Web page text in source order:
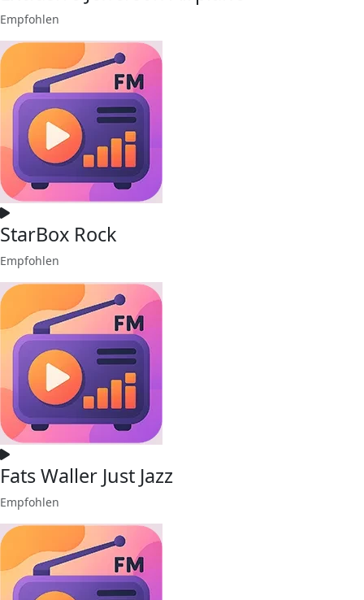
Empfohlen
StarBox Rock
Empfohlen
Fats Waller Just Jazz
Empfohlen